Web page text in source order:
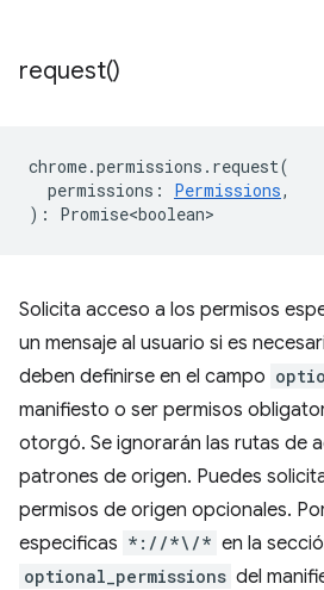
request()
chrome.permissions . request(
permissions : Permissions,
) : Promise<boolean>
Solicita acceso a los permisos
un mensaje al usuario si es
deben definirse en el campo
manifiesto o ser permisos
otorgó. Se ignorarán las rutas de
patrones de origen. Puedes
permisos de origen opcionales.
especificas *://*\/* en la
optional_permissions del